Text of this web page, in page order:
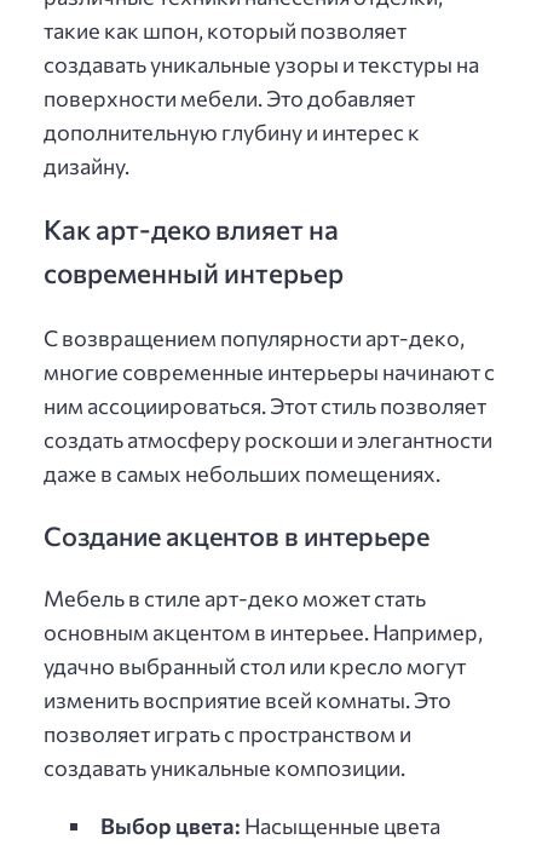
такие как шпон, который позволяет
создавать уникальные узоры и текстуры на
поверхности мебели. Это добавляет
дополнительную глубину и интерес к
дизайну.
Как арт-деко влияет на
современный интерьер
С возвращением популярности арт-деко,
многие современные интерьеры начинают с
ним ассоциироваться. Этот стиль позволяет
создать атмосферу роскоши и элегантности
даже в самых небольших помещениях.
Создание акцентов в интерьере
Мебель в стиле арт-деко может стать
основным акцентом в интерьее. Например,
удачно выбранный стол или кресло могут
изменить восприятие всей комнаты. Это
позволяет играть с пространством и
создавать уникальные композиции.
Выбор цвета: Насыщенные цвета